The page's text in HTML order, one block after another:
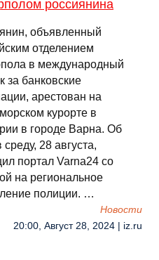
россиянина
объявленный
отделением
в международный
за банковские
арестован на
курорте в
в городе Варна. Об
среду, 28 августа,
портал Varna24 со
на региональное
полиции. …
Новости
20:00, Август 28, 2024 | iz.ru